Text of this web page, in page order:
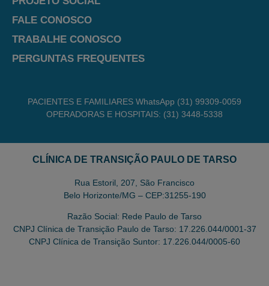
FALE CONOSCO
TRABALHE CONOSCO
PERGUNTAS FREQUENTES
PACIENTES E FAMILIARES WhatsApp (31) 99309-0059
OPERADORAS E HOSPITAIS: (31) 3448-5338
CLÍNICA DE TRANSIÇÃO PAULO DE TARSO
Rua Estoril, 207, São Francisco
Belo Horizonte/MG – CEP:31255-190
Razão Social: Rede Paulo de Tarso
CNPJ Clínica de Transição Paulo de Tarso: 17.226.044/0001-37
CNPJ Clínica de Transição Suntor: 17.226.044/0005-60